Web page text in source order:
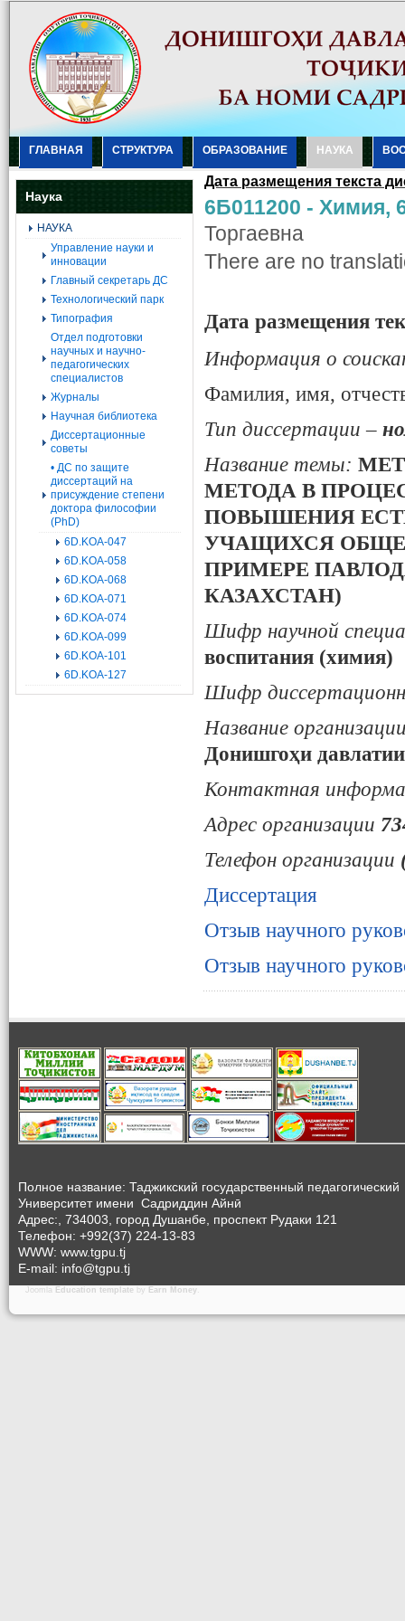
ГЛАВНАЯ СТРУКТУРА ОБРАЗОВАНИЕ НАУКА
Наука
НАУКА
Управление науки и
инновации
Главный секретарь ДС
Технологический парк
Типография
Отдел подготовки
научных и научно-
педагогических
специалистов
Журналы
Научная библиотека
Диссертационные
советы
• ДС по защите
диссертаций на
присуждение степени
доктора философии
(PhD)
6D.KOA-047
6D.KOA-058
6D.KOA-068
6D.KOA-071
6D.KOA-074
6D.KOA-099
6D.KOA-101
6D.KOA-127
Дата размещения текста
6Б011200 - Химия,
Торгаевна
There are no
Дата размещения
Информация о
Фамилия, имя,
Тип диссертации –
Название темы:
МЕТОДА В
ПОВЫШЕНИЯ
УЧАЩИХСЯ
ПРИМЕРЕ
КАЗАХСТАН)
Шифр научной
воспитания (химия)
Шифр
Название
Донишгоҳи
Контактная
Адрес организации
Телефон организации
Диссертация
Отзыв научного
Отзыв научного
Полное название: Таджикский государственный педагогический
Университет имени Садриддин Айнӣ
Адрес:, 734003, город Душанбе, проспект Рудаки 121
Телефон: +992(37) 224-13-83
WWW: www.tgpu.tj
E-mail: info@tgpu.tj
Joomla Education template by Earn Money.